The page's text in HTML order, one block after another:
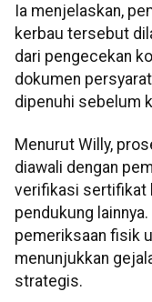
Ia menjelaskan,
kerbau tersebut
dari pengecekan
dokumen
dipenuhi sebelum
Menurut Willy,
diawali dengan
verifikasi sertifikat
pendukung
pemeriksaan fisik
menunjukkan
strategis.